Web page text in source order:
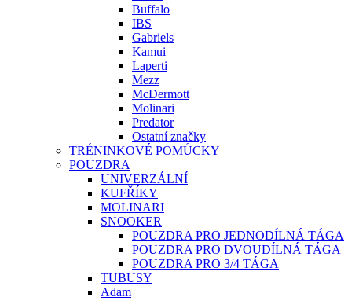
Buffalo
IBS
Gabriels
Kamui
Laperti
Mezz
McDermott
Molinari
Predator
Ostatní značky
TRÉNINKOVÉ POMŮCKY
POUZDRA
UNIVERZÁLNÍ
KUFŘÍKY
MOLINARI
SNOOKER
POUZDRA PRO JEDNODÍLNÁ TÁGA
POUZDRA PRO DVOUDÍLNÁ TÁGA
POUZDRA PRO 3/4 TÁGA
TUBUSY
Adam